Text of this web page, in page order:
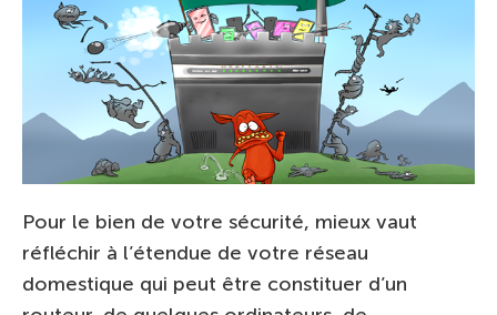
Pour le bien de votre sécurité, mieux vaut
réfléchir à l’étendue de votre réseau
domestique qui peut être constituer d’un